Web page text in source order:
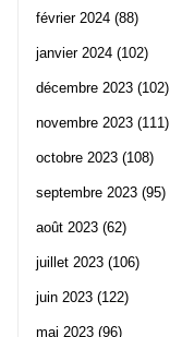
février 2024 (88)
janvier 2024 (102)
décembre 2023 (102)
novembre 2023 (111)
octobre 2023 (108)
septembre 2023 (95)
août 2023 (62)
juillet 2023 (106)
juin 2023 (122)
mai 2023 (96)